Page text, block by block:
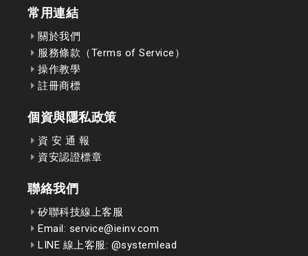
常用連結
關於我們
服務條款（Terms of Service）
操作教學
註冊商標
個資與隱私政策
資 安 通 報
資安認證標章
聯絡我們
矽聯科技線上客服
Email: service@ieinv.com
LINE 線上客服: @systemlead